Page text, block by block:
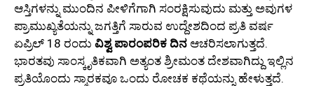
ಆಸ್ತಿಗಳನ್ನು ಮುಂದಿನ ಪೀಳಿಗೆಗಾಗಿ ಸಂರಕ್ಷಿಸುವುದು ಮತ್ತು ಅವುಗಳ
ಪ್ರಾಮುಖ್ಯತೆಯನ್ನು ಜಗತ್ತಿಗೆ ಸಾರುವ ಉದ್ದೇಶದಿಂದ ಪ್ರತಿ ವರ್ಷ
ಏಪ್ರಿಲ್ 18 ರಂದು ವಿಶ್ವ ಪಾರಂಪರಿಕ ದಿನ ಆಚರಿಸಲಾಗುತ್ತದೆ.
ಭಾರತವು ಸಾಂಸ್ಕೃತಿಕವಾಗಿ ಅತ್ಯಂತ ಶ್ರೀಮಂತ ದೇಶವಾಗಿದ್ದು ಇಲ್ಲಿನ
ಪ್ರತಿಯೊಂದು ಸ್ಮಾರಕವೂ ಒಂದು ರೋಚಕ ಕಥೆಯನ್ನು ಹೇಳುತ್ತದೆ.